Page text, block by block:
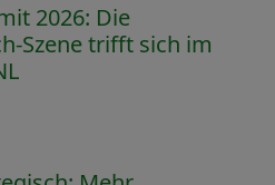
2026: Die
Szene trifft sich im